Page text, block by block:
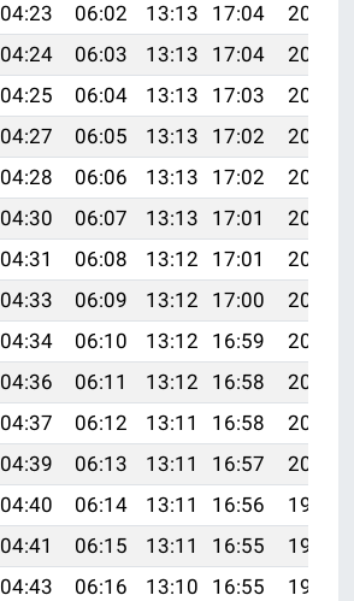
04:23 06:02 13:13 17:04
20:15
04:24 06:03 13:13 17:04
20:14
04:25 06:04 13:13 17:03
20:13
04:27 06:05 13:13 17:02
20:11
04:28 06:06 13:13 17:02
20:10
04:30 06:07 13:13 17:01
20:08
04:31 06:08 13:12 17:01
20:07
04:33 06:09 13:12 17:00
20:06
04:34 06:10 13:12 16:59
20:04
04:36 06:11 13:12 16:58
20:03
04:37 06:12 13:11 16:58
20:01
04:39 06:13 13:11 16:57
20:00
04:40 06:14 13:11 16:56
19:58
04:41 06:15 13:11 16:55
19:57
04:43 06:16 13:10 16:55 19:55